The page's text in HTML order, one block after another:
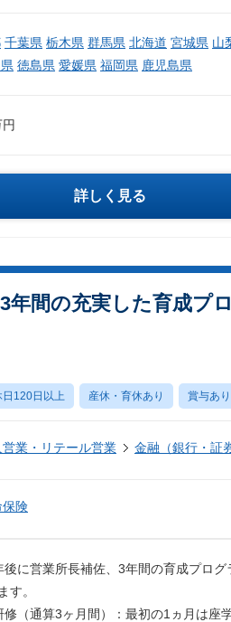
千葉県 栃木県 群馬県 北海道 宮城県 山
徳島県 愛媛県 福岡県 鹿児島県
詳しく見る
間の充実した育成プ
日120日以上 産休・育休あり 賞与あり
営業・リテール営業 金融（銀行・証
保険
に営業所長補佐、3年間の育成プロ
す。
修（通算3ヶ月間）：最初の1ヵ月は